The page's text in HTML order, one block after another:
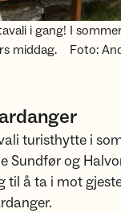
i gang! I
middag.
Foto:
turisthytte i
Sundfør og
til å ta i mot